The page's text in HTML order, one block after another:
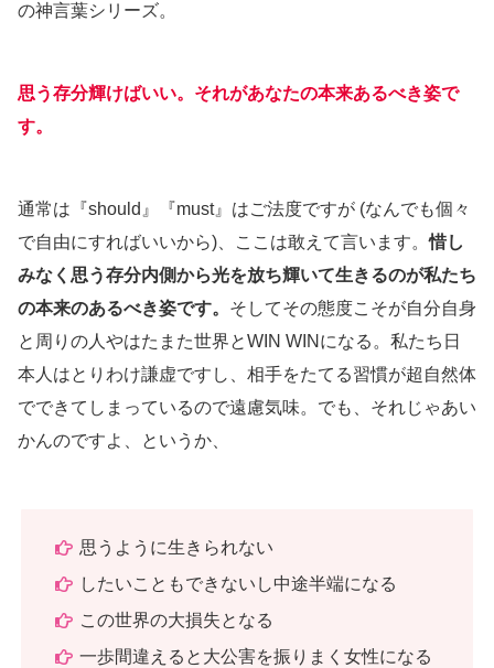
の神言葉シリーズ。
思う存分輝けばいい。それがあなたの本来あるべき姿で
す。
通常は『should』『must』はご法度ですが (なんでも個々
で自由にすればいいから)、ここは敢えて言います。惜し
みなく思う存分内側から光を放ち輝いて生きるのが私たち
の本来のあるべき姿です。 そしてその態度こそが自分自身
と周りの人やはたまた世界とWIN WINになる。私たち日
本人はとりわけ謙虚ですし、相手をたてる習慣が超自然体
でできてしまっているので遠慮気味。でも、それじゃあい
かんのですよ、というか、
思うように生きられない
したいこともできないし中途半端になる
この世界の大損失となる
一歩間違えると大公害を振りまく女性になる